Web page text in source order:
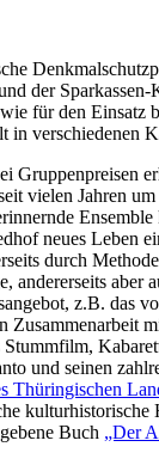
der
für den Einsatz
in verschiedenen
Gruppenpreisen
vielen Jahren
neues Leben
durch
andererseits
z.B. das
Zusammenarbeit
und seinen
Thüringischen
kulturhistorische
Buch „Der